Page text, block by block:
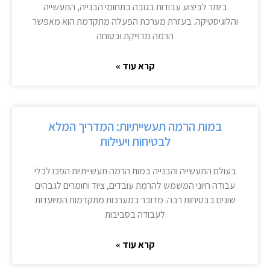
ביותר לביצוע עבודות בגובה בתחומי הבנייה, התעשייה
והלוגיסטיקה. בעזרת מערכת הפעלה מתקדמת הוא מאפשר
הרמה מדוייקת ובטוחה
קרא עוד »
במות הרמה תעשייתיות: המדריך המלא
לבטיחות ויעילות
בעולם התעשייה והבנייה במות הרמה תעשייתיות הפכו לכלי
עבודה חיוני המשמש להרמת עובדים, ציוד וחומרים לגבהים
שונים בבטיחות רבה. מדובר במערכות מתקדמות המיועדות
לעבודה בסביבות
קרא עוד »